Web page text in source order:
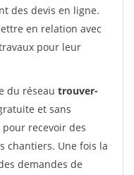
des devis en ligne.
en relation avec
pour leur
du réseau trouver-
et sans
recevoir des
chantiers. Une fois la
demandes de